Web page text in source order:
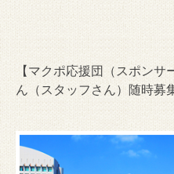
【マクポ応援団（スポン
ん（スタッフさん）随時募